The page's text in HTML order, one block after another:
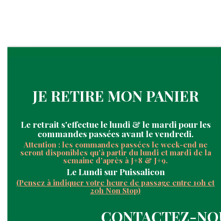
JE RETIRE MON PANIER
Le retrait s'effectue lelundi & le mardi pour les
commandes passées avant le vendredi.
Attention : les commandes passées le week-end ne
seront disponibles qu'à partir du lundi et mardi de la
semaine d'après à J+8 & J+9.
Le Lundi sur Puissalicon
(Pensez à indiquer votre heure de passage entre 10h et
20h Non Stop)
CONTACTEZ-